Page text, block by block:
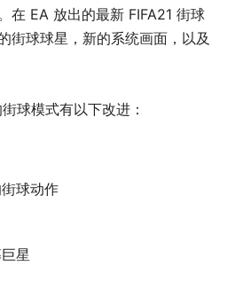
在 EA 放出的最新 FIFA21 街球
街球球星，新的系统画面，以及
球模式有以下改进：
球动作
星